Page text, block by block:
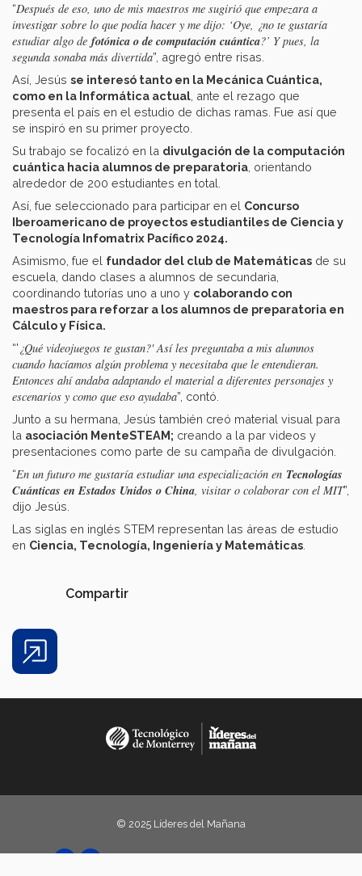
“Después de eso, uno de mis maestros me sugirió que empezara a
investigar sobre lo que podía hacer y me dijo: ‘Oye, ¿no te gustaría
estudiar algo de fotónica o de computación cuántica?’ Y pues, la
segunda sonaba más divertida”, agregó entre risas.
Así, Jesús se interesó tanto en la Mecánica Cuántica,
como en la Informática actual , ante el rezago que
presenta el país en el estudio de dichas ramas. Fue así que
se inspiró en su primer proyecto.
Su trabajo se focalizó en la divulgación de la computación
cuántica hacia alumnos de preparatoria , orientando
alrededor de 200 estudiantes en total.
Así, fue seleccionado para participar en el Concurso
Iberoamericano de proyectos estudiantiles de Ciencia y
Tecnología Infomatrix Pacífico 2024.
Asimismo, fue el fundador del club de Matemáticas de su
escuela, dando clases a alumnos de secundaria,
coordinando tutorías uno a uno y colaborando con
maestros para reforzar a los alumnos de preparatoria en
Cálculo y Física.
“'¿Qué videojuegos te gustan?' Así les preguntaba a mis alumnos
cuando hacíamos algún problema y necesitaba que le entendieran.
Entonces ahí andaba adaptando el material a diferentes personajes y
escenarios y como que eso ayudaba”, contó.
Junto a su hermana, Jesús también creó material visual para
la asociación MenteSTEAM; creando a la par videos y
presentaciones como parte de su campaña de divulgación.
“En un futuro me gustaría estudiar una especialización en Tecnologías
Cuánticas en Estados Unidos o China, visitar o colaborar con el MIT”,
dijo Jesús.
Las siglas en inglés STEM representan las áreas de estudio
en Ciencia, Tecnología, Ingeniería y Matemáticas
Share
Compartir
© 2025 Líderes del Mañana